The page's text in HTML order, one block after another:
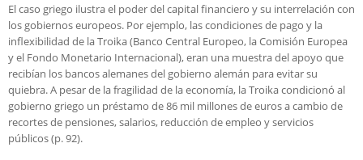
El caso griego ilustra el poder del capital financiero y su interrelación con
los gobiernos europeos. Por ejemplo, las condiciones de pago y la
inflexibilidad de la Troika (Banco Central Europeo, la Comisión Europea
y el Fondo Monetario Internacional), eran una muestra del apoyo que
recibían los bancos alemanes del gobierno alemán para evitar su
quiebra. A pesar de la fragilidad de la economía, la Troika condicionó al
gobierno griego un préstamo de 86 mil millones de euros a cambio de
recortes de pensiones, salarios, reducción de empleo y servicios
públicos (p. 92).